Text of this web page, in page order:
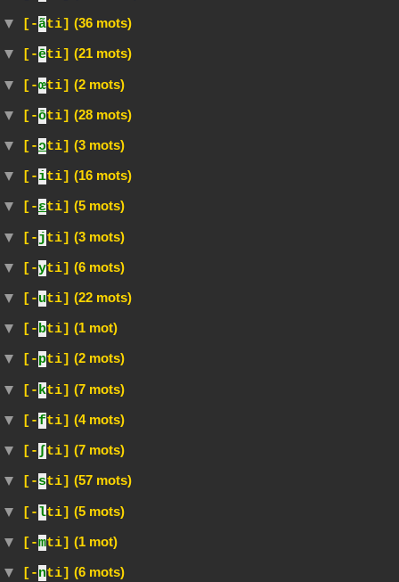
[-ãti] (36 mots)
[-ēti] (21 mots)
[-œti] (2 mots)
[-ōti] (28 mots)
[-ɔti] (3 mots)
[-iti] (16 mots)
[-ɛti] (5 mots)
[-jti] (3 mots)
[-yti] (6 mots)
[-uti] (22 mots)
[-bti] (1 mot)
[-pti] (2 mots)
[-kti] (7 mots)
[-fti] (4 mots)
[- ∫ti] (7 mots)
[-sti] (57 mots)
[-lti] (5 mots)
[-mti] (1 mot)
[-nti] (6 mots)